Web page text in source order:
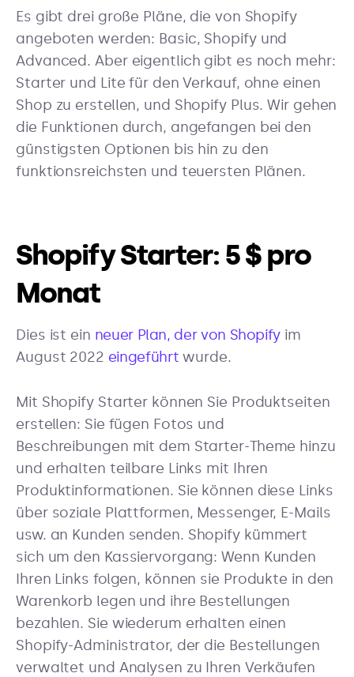
Es gibt drei große Pläne, die von Shopify
angeboten werden: Basic, Shopify und
Advanced. Aber eigentlich gibt es noch mehr:
Starter und Lite für den Verkauf, ohne einen
Shop zu erstellen, und Shopify Plus. Wir gehen
die Funktionen durch, angefangen bei den
günstigsten Optionen bis hin zu den
funktionsreichsten und teuersten Plänen.
Shopify Starter: 5 $ pro
Monat
Dies ist ein neuer Plan, der von Shopifyim
August 2022 eingeführt wurde.
Mit Shopify Starter können Sie Produktseiten
erstellen: Sie fügen Fotos und
Beschreibungen mit dem Starter-Theme hinzu
und erhalten teilbare Links mit Ihren
Produktinformationen. Sie können diese Links
über soziale Plattformen, Messenger, E-Mails
usw. an Kunden senden. Shopify kümmert
sich um den Kassiervorgang: Wenn Kunden
Ihren Links folgen, können sie Produkte in den
Warenkorb legen und ihre Bestellungen
bezahlen. Sie wiederum erhalten einen
Shopify-Administrator, der die Bestellungen
verwaltet und Analysen zu Ihren Verkäufen